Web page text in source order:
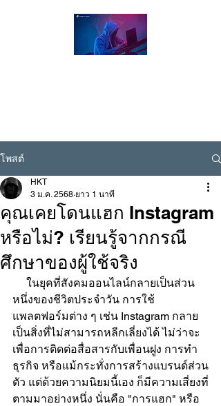
โพสต์
คุณเคยโดนแฮก Instagram
หรือไม่? เรียนรู้จากกรณี
ศึกษาของผู้ใช้จริง
HKT
3 ม.ค. 2568 ยาว 1 นาที
ในยุคที่สังคมออนไลน์กลายเป็นส่วน
หนึ่งของชีวิตประจำวัน การใช้
แพลตฟอร์มต่าง ๆ เช่น Instagram กลาย
เป็นสิ่งที่ไม่สามารถหลีกเลี่ยงได้ ไม่ว่าจะ
เพื่อการติดต่อสื่อสารกับเพื่อนฝูง การทำ
ธุรกิจ หรือแม้กระทั่งการสร้างแบรนด์ส่วน
ตัว แต่ด้วยความนิยมนี้เอง ก็มีความเสี่ยงที่
ตามมาอย่างหนึ่ง นั่นคือ "การแฮก" หรือ